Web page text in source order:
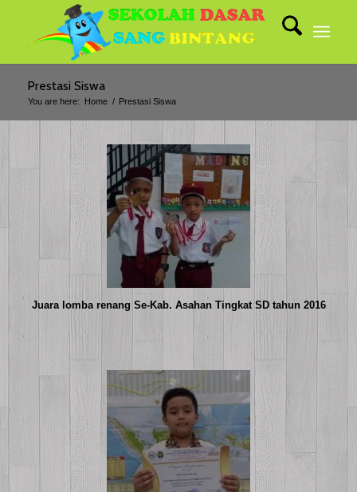
Prestasi Siswa
You are here: Home / Prestasi Siswa
Juara lomba renang Se-Kab. Asahan Tingkat SD tahun 2016